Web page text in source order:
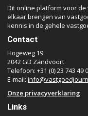
Dit online platform voor
elkaar brengen van
kennis in de gehele
Contact
Hogeweg 19
2042 GD Zandvoort
Telefoon: +31 (0) 23 743 49
E-mail:
Onze privacyverklaring
Links